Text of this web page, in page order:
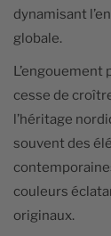
dynamisant
globale.
cesse de
l’héritage
souvent des
couleurs
originaux.